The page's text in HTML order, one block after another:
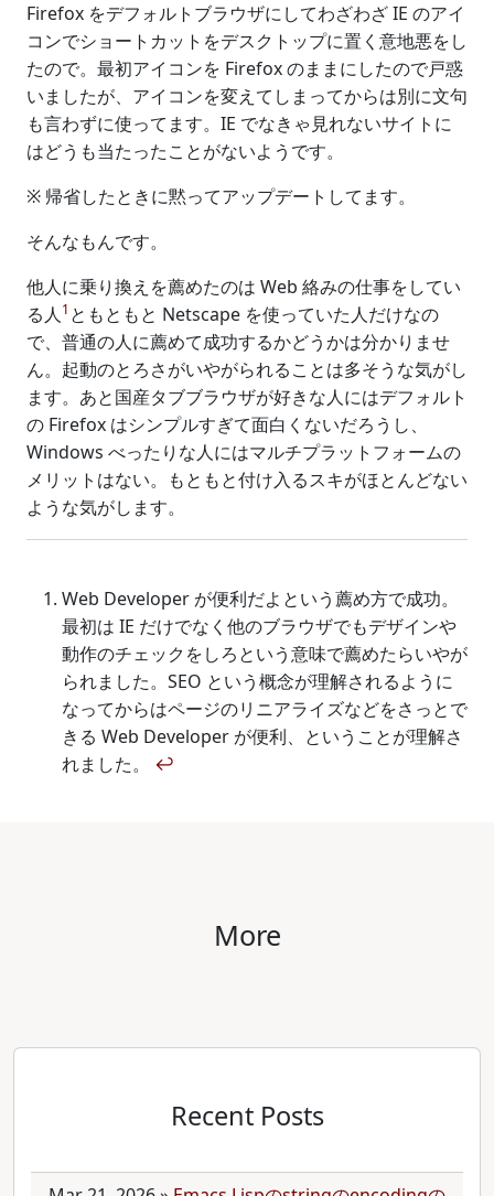
Firefox をデフォルトブラウザにしてわざわざ IE のアイ
コンでショートカットをデスクトップに置く意地悪をし
たので。最初アイコンを Firefox のままにしたので戸惑
いましたが、アイコンを変えてしまってからは別に文句
も言わずに使ってます。IE でなきゃ見れないサイトに
はどうも当たったことがないようです。
※ 帰省したときに黙ってアップデートしてます。
そんなもんです。
他人に乗り換えを薦めたのは Web 絡みの仕事をしてい
る人1 ともともと Netscape を使っていた人だけなの
で、普通の人に薦めて成功するかどうかは分かりませ
ん。起動のとろさがいやがられることは多そうな気がし
ます。あと国産タブブラウザが好きな人にはデフォルト
の Firefox はシンプルすぎて面白くないだろうし、
Windows べったりな人にはマルチプラットフォームの
メリットはない。もともと付け入るスキがほとんどない
ような気がします。
Web Developer が便利だよという薦め方で成功。
最初は IE だけでなく他のブラウザでもデザインや
動作のチェックをしろという意味で薦めたらいやが
られました。SEO という概念が理解されるように
なってからはページのリニアライズなどをさっとで
きる Web Developer が便利、ということが理解さ
れました。 ↩
More
Recent Posts